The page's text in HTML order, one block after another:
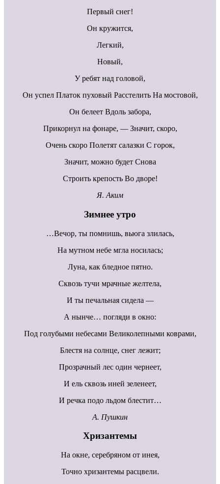
Первый снег!
Он кружится,
Легкий,
Новый,
У ребят над головой,
Он успел Платок пуховый Расстелить На мостовой,
Он белеет Вдоль забора,
Прикорнул на фонаре, — Значит, скоро,
Очень скоро Полетят салазки С горок,
Значит, можно будет Снова
Строить крепость Во дворе!
Я. Аким
Зимнее утро
…Вечор, ты помнишь, вьюга злилась,
На мутном небе мгла носилась;
Луна, как бледное пятно.
Сквозь тучи мрачные желтела,
И ты печальная сидела —
А нынче… погляди в окно:
Под голубыми небесами Великолепными коврами,
Блестя на солнце, снег лежит;
Прозрачный лес один чернеет,
И ель сквозь иней зеленеет,
И речка подо льдом блестит…
А. Пушкин
Хризантемы
На окне, серебряном от инея,
Точно хризантемы расцвели.